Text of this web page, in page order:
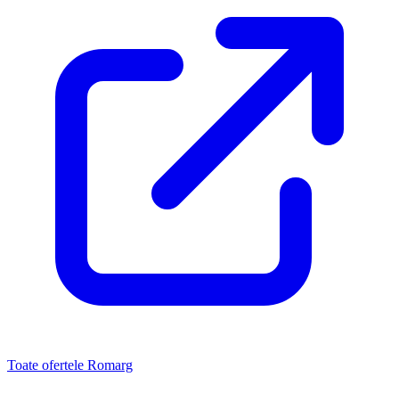
Toate ofertele Romarg